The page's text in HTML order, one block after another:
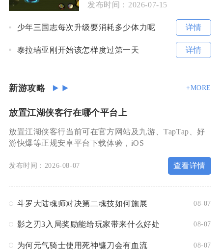
发布时间： 2026-07-15
少年三国志每次升级要消耗多少体力呢 详情
泰拉瑞亚刚开始该怎样度过第一天 详情
新游攻略 +MORE
放置江湖侠客行在哪个平台上
放置江湖侠客行当前可在官方网站及九游、TapTap、好
游快爆等正规安卓平台下载体验，iOS
发布时间：2026-08-07 查看详情
斗罗大陆魂师对决第二魂技如何施展 08-07
影之刃3入局奖励能给玩家带来什么好处 08-07
为何元气骑士使用死神镰刀会有血流 08-07